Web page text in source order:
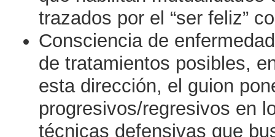
trazados por el “ser feliz”
Consciencia de
de tratamientos posibles,
esta dirección, el guion
progresivos/regresivos en
técnicas defensivas que